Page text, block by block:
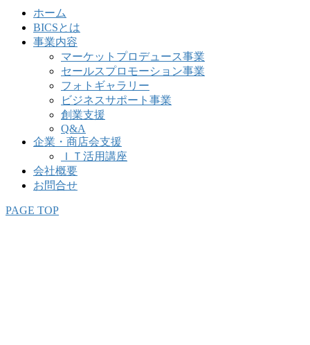
ホーム
BICSとは
事業内容
マーケットプロデュース事業
セールスプロモーション事業
フォトギャラリー
ビジネスサポート事業
創業支援
Q&A
企業・商店会支援
ＩＴ活用講座
会社概要
お問合せ
PAGE TOP